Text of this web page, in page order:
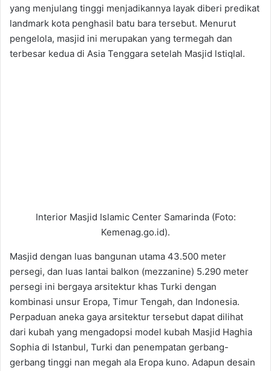
yang menjulang tinggi menjadikannya layak diberi predikat
landmark kota penghasil batu bara tersebut. Menurut
pengelola, masjid ini merupakan yang termegah dan
terbesar kedua di Asia Tenggara setelah Masjid lstiqlal.
Interior Masjid Islamic Center Samarinda (Foto:
Kemenag.go.id).
Masjid dengan luas bangunan utama 43.500 meter
persegi, dan luas lantai balkon (mezzanine) 5.290 meter
persegi ini bergaya arsitektur khas Turki dengan
kombinasi unsur Eropa, Timur Tengah, dan Indonesia.
Perpaduan aneka gaya arsitektur tersebut dapat dilihat
dari kubah yang mengadopsi model kubah Masjid Haghia
Sophia di Istanbul, Turki dan penempatan gerbang-
gerbang tinggi nan megah ala Eropa kuno. Adapun desain